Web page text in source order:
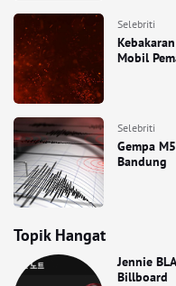
Selebriti
Mobil
Selebriti
Gempa
Bandung
Topik Hangat
Jennie
Billboard